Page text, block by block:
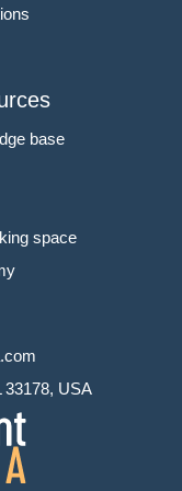
base
space
33178, USA